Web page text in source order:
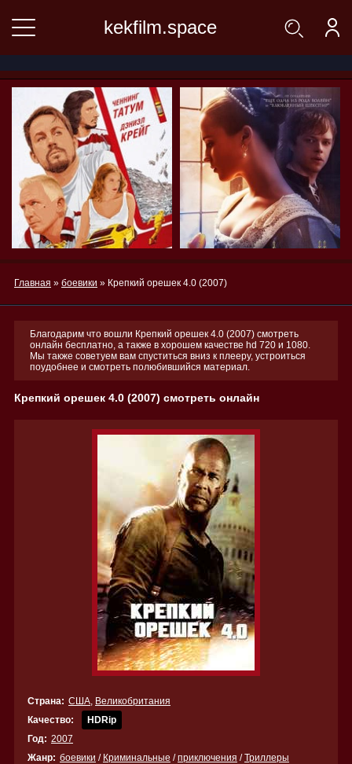
kekfilm.space
Главная » боевики » Крепкий орешек 4.0 (2007)
Благодарим что вошли Крепкий орешек 4.0 (2007) смотреть
онлайн бесплатно, а также в хорошем качестве hd 720 и 1080.
Мы также советуем вам спуститься вниз к плееру, устроиться
поудобнее и смотреть полюбившийся материал.
Крепкий орешек 4.0 (2007) смотреть онлайн
Страна: США, Великобритания
Качество:
HDRip
Год: 2007
Жанр: боевики / Криминальные /приключения /Триллеры